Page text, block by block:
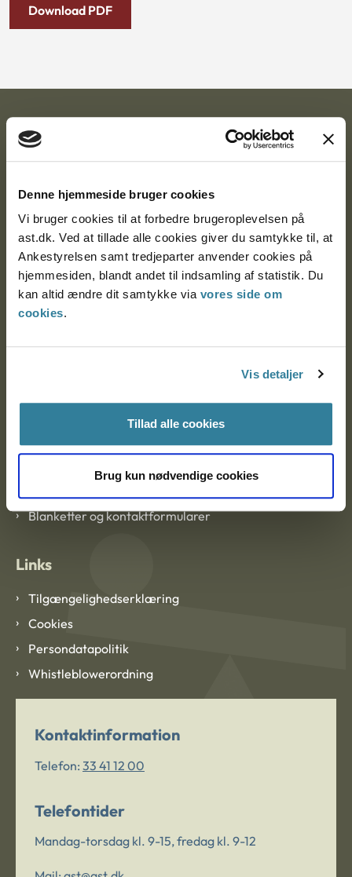
Denne hjemmeside bruger cookies
Vi bruger cookies til at forbedre brugeroplevelsen på
ast.dk. Ved at tillade alle cookies giver du samtykke til, at
Ankestyrelsen samt tredjeparter anvender cookies på
hjemmesiden, blandt andet til indsamling af statistik. Du
kan altid ændre dit samtykke via vores side om
cookies.
Vis detaljer
Tillad alle cookies
Brug kun nødvendige cookies
Download PDF
Ankestyrelsen
Nytorv 7, 2. sal
Ankestyrelsen Aalborg
Ankestyrelsen København
Om Ankestyrelsen
Blanketter og kontaktformularer
Links
Tilgængelighedserklæring
Cookies
Persondatapolitik
Whistleblowerordning
Kontaktinformation
Telefon: 33 41 12 00
Telefontider
Mandag-torsdag kl. 9-15, fredag kl. 9-12